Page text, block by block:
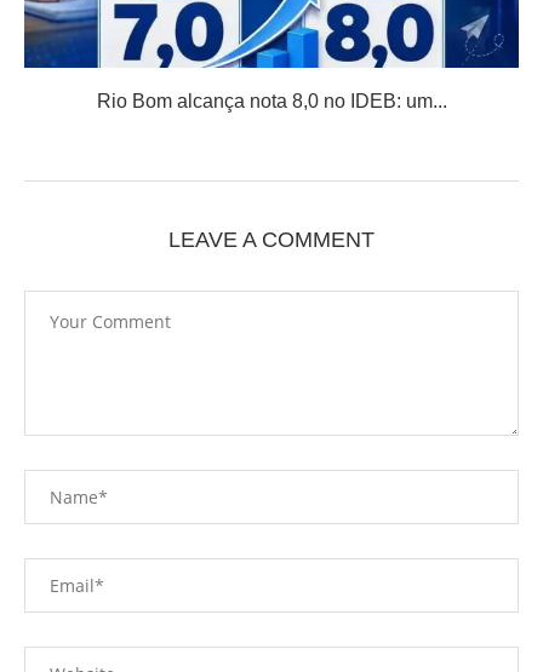
Rio Bom alcança nota 8,0 no IDEB: um...
LEAVE A COMMENT